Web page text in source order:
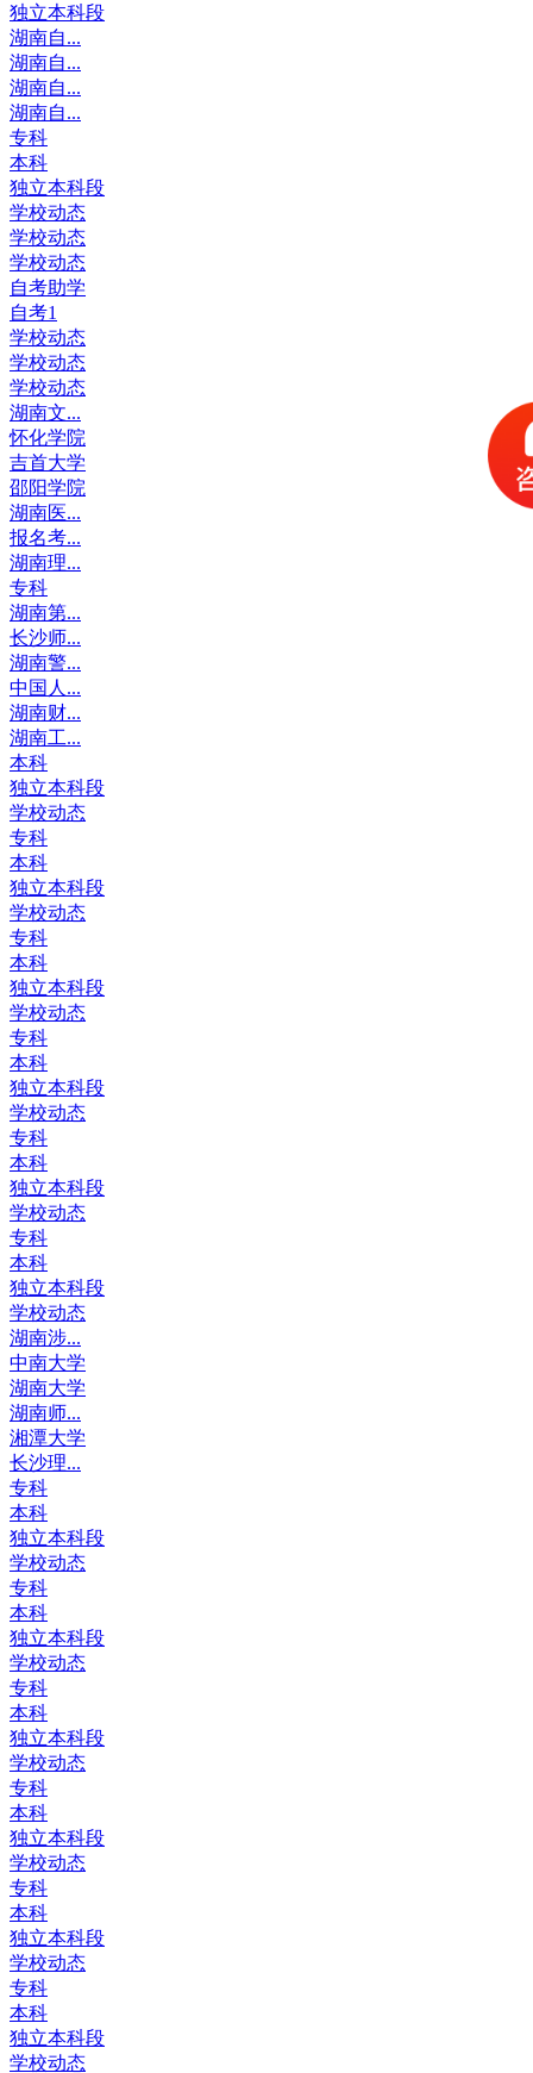
独立本科段
湖南自...
湖南自...
湖南自...
湖南自...
专科
本科
独立本科段
学校动态
学校动态
学校动态
自考助学
自考1
学校动态
学校动态
学校动态
湖南文...
怀化学院
吉首大学
邵阳学院
湖南医...
报名考...
湖南理...
专科
湖南第...
长沙师...
湖南警...
中国人...
湖南财...
湖南工...
本科
独立本科段
学校动态
专科
本科
独立本科段
学校动态
专科
本科
独立本科段
学校动态
专科
本科
独立本科段
学校动态
专科
本科
独立本科段
学校动态
专科
本科
独立本科段
学校动态
湖南涉...
中南大学
湖南大学
湖南师...
湘潭大学
长沙理...
专科
本科
独立本科段
学校动态
专科
本科
独立本科段
学校动态
专科
本科
独立本科段
学校动态
专科
本科
独立本科段
学校动态
专科
本科
独立本科段
学校动态
专科
本科
独立本科段
学校动态